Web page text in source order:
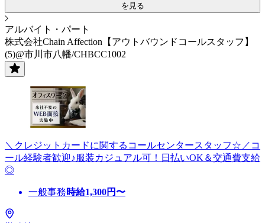
を見る
アルバイト・パート
株式会社Chain Affection【アウトバウンドコールスタッフ】
(5)@市川市八幡/CHBCC1002
＼クレジットカードに関するコールセンタースタッフ☆／コ
ール経験者歓迎♪服装カジュアル可！日払いOK＆交通費支給
◎
一般事務時給1,300円〜